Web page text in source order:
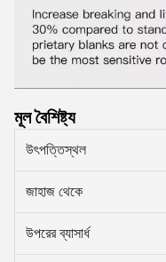
মূল বৈশিষ্ট্য
উৎপত্তিস্থল
জাহাজ থেকে
উপরের ব্যাসার্ধ